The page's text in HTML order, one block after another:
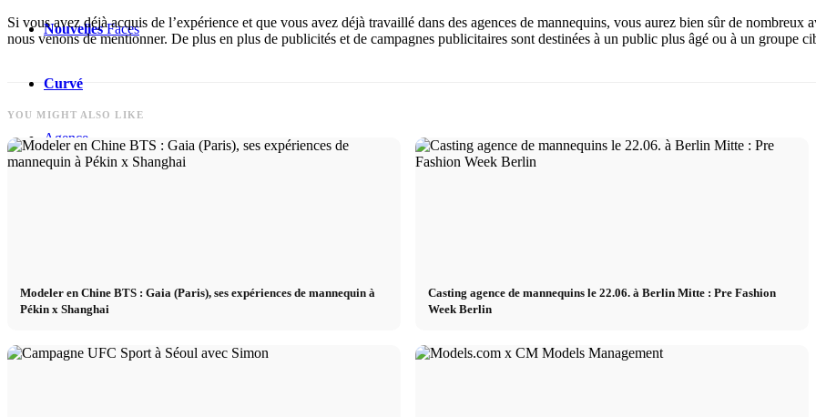
NouvellesFaces
Curvé
Agence
Créateur
Next Casting
Si vous avez déjà acquis de l’expérience et que vous avez déjà travaillé dans des agences de mannequins, vous aurez bien sûr de
nous venons de mentionner. De plus en plus de publicités et de campagnes publicitaires sont destinées à un public plus âgé ou à un groupe
YOU MIGHT ALSO LIKE
Modeler en Chine BTS : Gaia (Paris), ses expériences de mannequin à
Pékin x Shanghai
Casting agence de mannequins le 22.06. à Berlin Mitte : Pre Fashion
Week Berlin